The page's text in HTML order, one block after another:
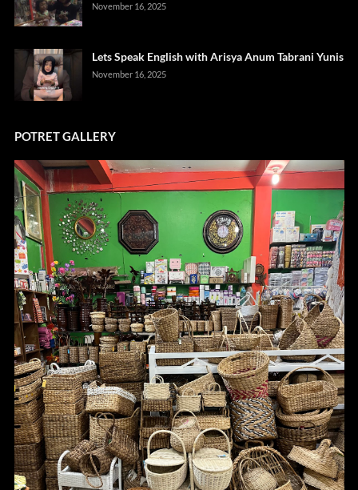
November 16, 2025
Lets Speak English with Arisya Anum Tabrani Yunis
November 16, 2025
POTRET GALLERY